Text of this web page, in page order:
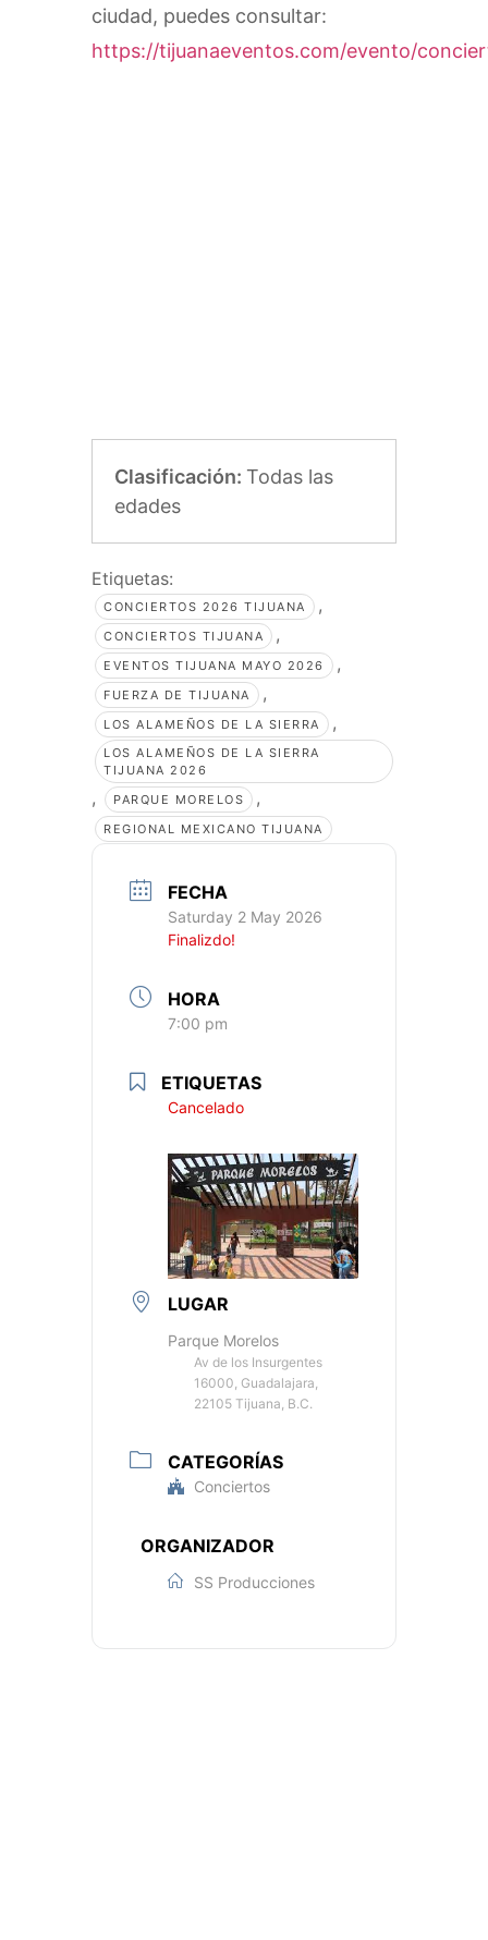
ciudad, puedes consultar:
https://tijuanaeventos.com/evento/
Clasificación: Todas las
edades
Etiquetas:
CONCIERTOS 2026 TIJUANA ,
CONCIERTOS TIJUANA ,
EVENTOS TIJUANA MAYO 2026 ,
FUERZA DE TIJUANA ,
LOS ALAMEÑOS DE LA SIERRA ,
LOS ALAMEÑOS DE LA SIERRA
TIJUANA 2026
, PARQUE MORELOS ,
REGIONAL MEXICANO TIJUANA
FECHA
Saturday 2 May 2026
Finalizdo!
HORA
7:00 pm
ETIQUETAS
Cancelado
LUGAR
Parque Morelos
Av de los Insurgentes
16000, Guadalajara,
22105 Tijuana, B.C.
CATEGORÍAS
Conciertos
ORGANIZADOR
SS Producciones